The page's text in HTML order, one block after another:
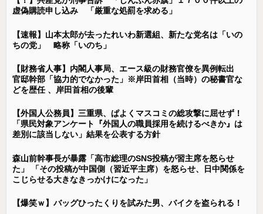
虚偽購読申し込み 「厳重な処罰を求める」
【速報】山本太郎が去ったれいわ新選組、新たな党名は「いの
ちの党」 略称「いのち」
【財務省人事】内閣人事局、エース級の財務官僚を異例転出
官邸幹部「協力的でなかった」※岸田首相（当時）の秘書官な
どを歴任 、岸田首相の後輩
【外国人公務員】三重県、ぱよくマスコミの総攻撃に屈せず！
「県民対象アンケート『外国人の職員採用を続けるべきか』は
差別に該当しない」結果を公表する方針
森山前幹事長が暴露「高市総理のSNS投稿が習主席を怒らせ
た」 「その投稿が中国側（習近平主席）を怒らせ、日中関係を
こじらせる大きなきっかけになった」
【爆笑ｗ】バッグひったくりを試みた男、バイクを盗られる！